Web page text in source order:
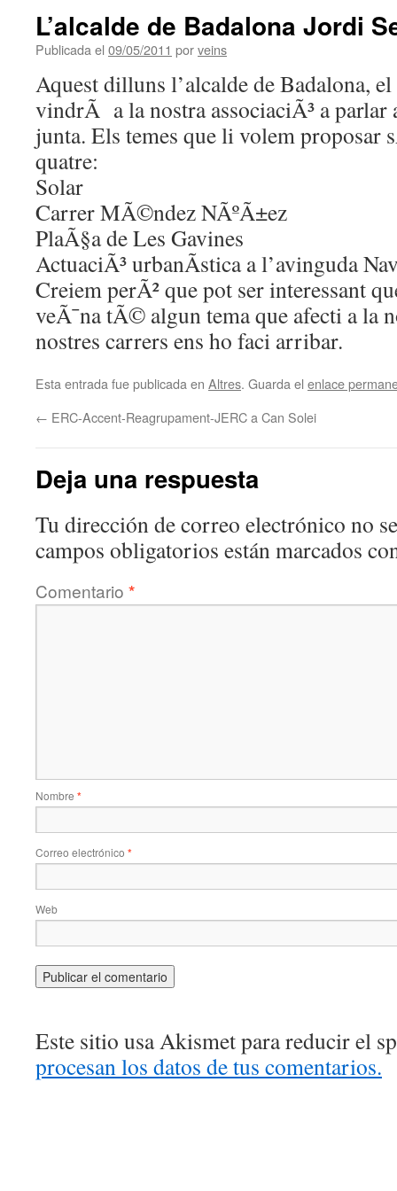
L’alcalde de Badalona Jordi
Publicada el 09/05/2011 porveins
Aquest dilluns l’alcalde de Badalona,
vindrÃ a la nostra associaciÃ³ a parlar
junta. Els temes que li volem proposar
quatre:
Solar
Carrer MÃ©ndez NÃºÃ±ez
PlaÃ§a de Les Gavines
ActuaciÃ³ urbanÃ­stica a l’avinguda
Creiem perÃ² que pot ser interessant
veÃ¯na tÃ© algun tema que afecti a la
nostres carrers ens ho faci arribar.
Esta entrada fue publicada en Altres. Guarda el enlace
← ERC-Accent-Reagrupament-JERC a Can Solei
Deja una respuesta
Tu dirección de correo electrónico no
campos obligatorios están marcados
Comentario *
Nombre *
Correo electrónico *
Web
Este sitio usa Akismet para reducir el
procesan los datos de tus comentarios.